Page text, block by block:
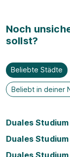
Noch
sollst?
Beliebte Städte
Beliebt in deiner
Duales
Duales
Duales